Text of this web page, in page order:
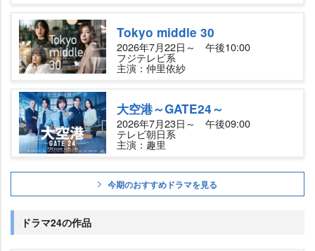
Tokyo middle 30
2026年7月22日～ 午後10:00
フジテレビ系
主演：仲里依紗
大空港～GATE24～
2026年7月23日～ 午後09:00
テレビ朝日系
主演：趣里
今期のおすすめドラマを見る
ドラマ24の作品